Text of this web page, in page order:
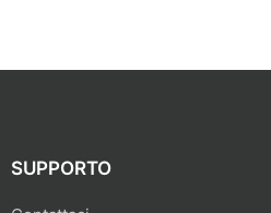
SUPPORTO